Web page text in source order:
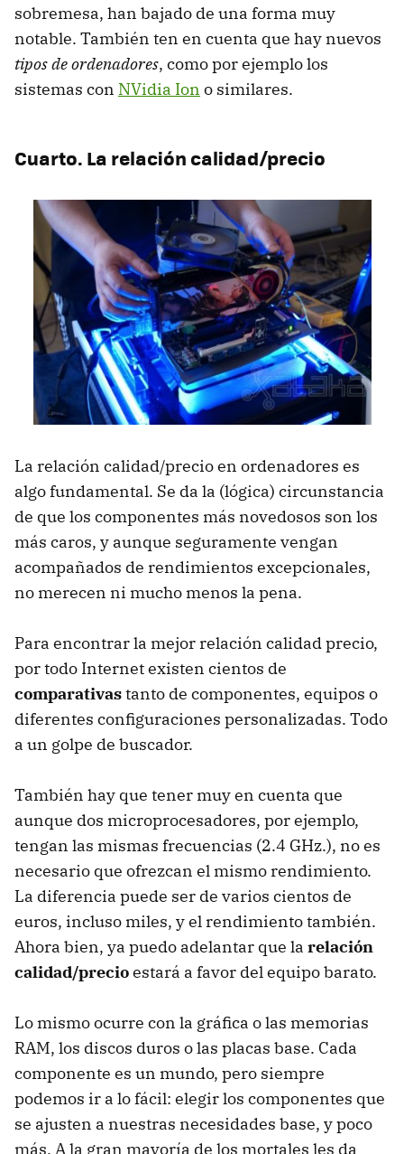
sobremesa, han bajado de una forma muy
notable. También ten en cuenta que hay nuevos
tipos de ordenadores, como por ejemplo los
sistemas con NVidia Ion o similares.
Cuarto. La relación calidad/precio
La relación calidad/precio en ordenadores es
algo fundamental. Se da la (lógica) circunstancia
de que los componentes más novedosos son los
más caros, y aunque seguramente vengan
acompañados de rendimientos excepcionales,
no merecen ni mucho menos la pena.
Para encontrar la mejor relación calidad precio,
por todo Internet existen cientos de
comparativastanto de componentes, equipos o
diferentes configuraciones personalizadas. Todo
a un golpe de buscador.
También hay que tener muy en cuenta que
aunque dos microprocesadores, por ejemplo,
tengan las mismas frecuencias (2.4 GHz.), no es
necesario que ofrezcan el mismo rendimiento.
La diferencia puede ser de varios cientos de
euros, incluso miles, y el rendimiento también.
Ahora bien, ya puedo adelantar que la relación
calidad/precioestará a favor del equipo barato.
Lo mismo ocurre con la gráfica o las memorias
RAM, los discos duros o las placas base. Cada
componente es un mundo, pero siempre
podemos ir a lo fácil: elegir los componentes que
se ajusten a nuestras necesidades base, y poco
más. A la gran mayoría de los mortales les da